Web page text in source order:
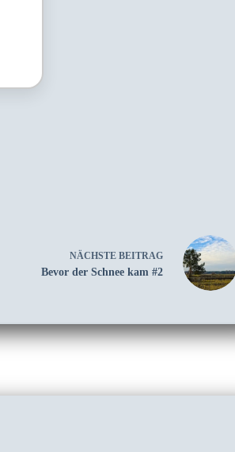
NÄCHSTEBEITRAG
Bevor der Schnee kam #2